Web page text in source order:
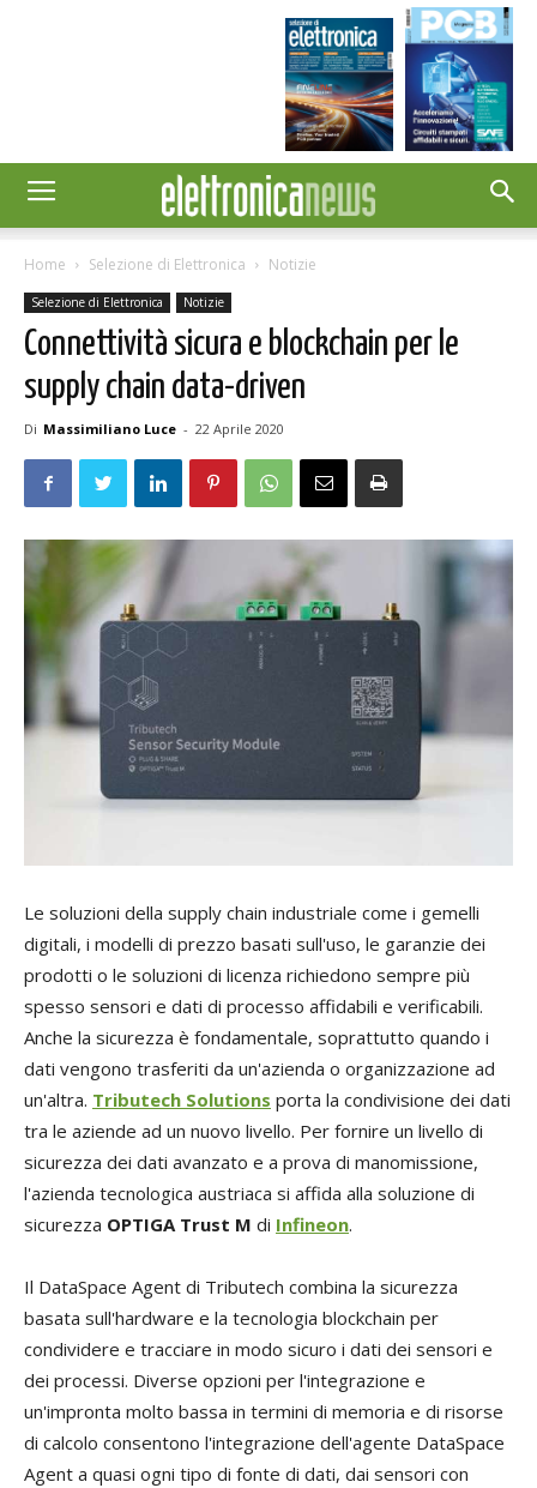
Home Selezione di Elettronica Notizie
Selezione di Elettronica Notizie
Connettività sicura e blockchain per le
supply chain data-driven
Di Massimiliano Luce - 22 Aprile 2020
Le soluzioni della supply chain industriale come i gemelli
digitali, i modelli di prezzo basati sull'uso, le garanzie dei
prodotti o le soluzioni di licenza richiedono sempre più
spesso sensori e dati di processo affidabili e verificabili.
Anche la sicurezza è fondamentale, soprattutto quando i
dati vengono trasferiti da un'azienda o organizzazione ad
un'altra. Tributech Solutions porta la condivisione dei dati
tra le aziende ad un nuovo livello. Per fornire un livello di
sicurezza dei dati avanzato e a prova di manomissione,
l'azienda tecnologica austriaca si affida alla soluzione di
sicurezza OPTIGA Trust M di Infineon.
Il DataSpace Agent di Tributech combina la sicurezza
basata sull'hardware e la tecnologia blockchain per
condividere e tracciare in modo sicuro i dati dei sensori e
dei processi. Diverse opzioni per l'integrazione e
un'impronta molto bassa in termini di memoria e di risorse
di calcolo consentono l'integrazione dell'agente DataSpace
Agent a quasi ogni tipo di fonte di dati, dai sensori con